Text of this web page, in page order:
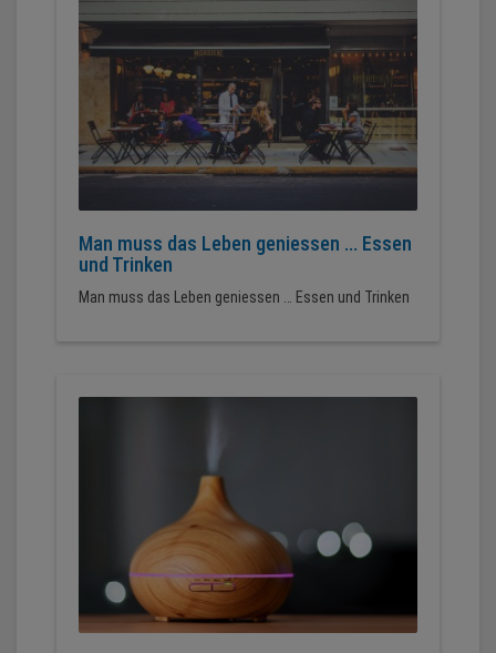
Man muss das Leben geniessen ... Essen
und Trinken
Man muss das Leben geniessen … Essen und Trinken